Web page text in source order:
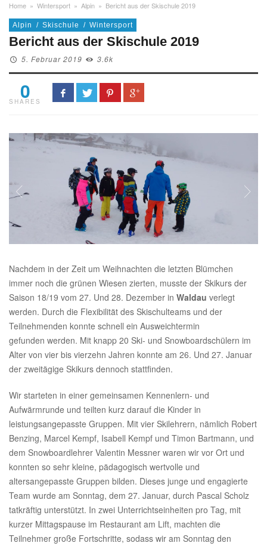
Home » Wintersport » Alpin » Bericht aus der Skischule 2019
Alpin / Skischule / Wintersport
Bericht aus der Skischule 2019
5. Februar 2019 3.6k
0
SHARES
Nachdem in der Zeit um Weihnachten die letzten Blümchen
immer noch die grünen Wiesen zierten, musste der Skikurs der
Saison 18/19 vom 27. Und 28. Dezember in Waldau verlegt
werden. Durch die Flexibilität des Skischulteams und der
Teilnehmenden konnte schnell ein Ausweichtermin
gefunden werden. Mit knapp 20 Ski- und Snowboardschülern im
Alter von vier bis vierzehn Jahren konnte am 26. Und 27. Januar
der zweitägige Skikurs dennoch stattfinden.
Wir starteten in einer gemeinsamen Kennenlern- und
Aufwärmrunde und teilten kurz darauf die Kinder in
leistungsangepasste Gruppen. Mit vier Skilehrern, nämlich Robert
Benzing, Marcel Kempf, Isabell Kempf und Timon Bartmann, und
dem Snowboardlehrer Valentin Messner waren wir vor Ort und
konnten so sehr kleine, pädagogisch wertvolle und
altersangepasste Gruppen bilden. Dieses junge und engagierte
Team wurde am Sonntag, dem 27. Januar, durch Pascal Scholz
tatkräftig unterstützt. In zwei Unterrichtseinheiten pro Tag, mit
kurzer Mittagspause im Restaurant am Lift, machten die
Teilnehmer große Fortschritte, sodass wir am Sonntag den